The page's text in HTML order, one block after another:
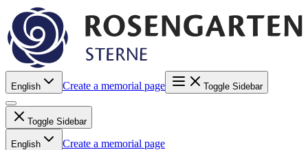
English Create a memorial page Toggle Sidebar
Toggle Sidebar
English Create a memorial page